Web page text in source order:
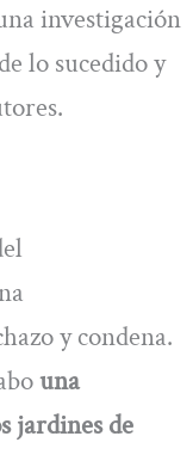
investigación
lo sucedido y
y condena.
una
jardines de